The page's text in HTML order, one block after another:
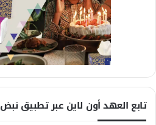
تابع العهد أون لاين عبر تطبيق نبض